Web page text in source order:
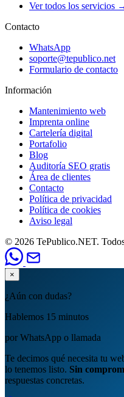
Ver todos los servicios
Contacto
WhatsApp
soporte@tepublico.net
Formulario de contacto
Información
Mantenimiento web
Imprenta online
Cartelería digital
Portafolio
Blog
Auditoría SEO gratis
Área de clientes
Contacto
Política de privacidad
Política de cookies
Aviso legal
© 2026 TePublico.NET.
×
¿Aún con dudas?
Hablemos 15 minutos
por WhatsApp o llamada
Te decimos qué necesita tu
lo tenemos listo. Sin
respuestas concretas.